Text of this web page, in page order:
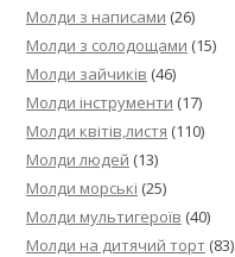
Молди з написами (26)
Молди з солодощами (15)
Молди зайчиків (46)
Молди інструменти (17)
Молди квітів,листя (110)
Молди людей (13)
Молди морські (25)
Молди мультигероїв (40)
Молди на дитячий торт (83)